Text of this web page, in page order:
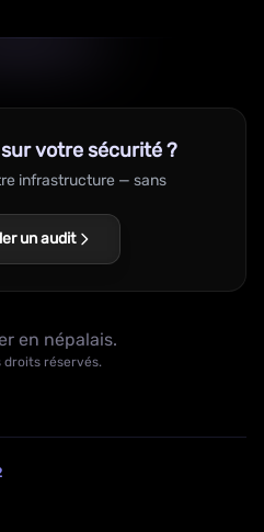
votre sécurité ?
infrastructure — sans
un audit
en népalais.
droits réservés.